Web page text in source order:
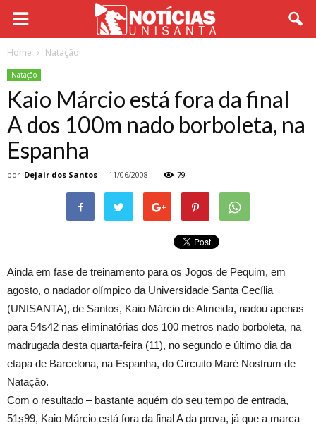
Home Natação
Natação
Kaio Márcio está fora da final
A dos 100m nado borboleta, na
Espanha
por Dejair dos Santos - 11/06/2008 79
Ainda em fase de treinamento para os Jogos de Pequim, em
agosto, o nadador olímpico da Universidade Santa Cecília
(UNISANTA), de Santos, Kaio Márcio de Almeida, nadou apenas
para 54s42 nas eliminatórias dos 100 metros nado borboleta, na
madrugada desta quarta-feira (11), no segundo e último dia da
etapa de Barcelona, na Espanha, do Circuito Maré Nostrum de
Natação.
Com o resultado – bastante aquém do seu tempo de entrada,
51s99, Kaio Márcio está fora da final A da prova, já que a marca